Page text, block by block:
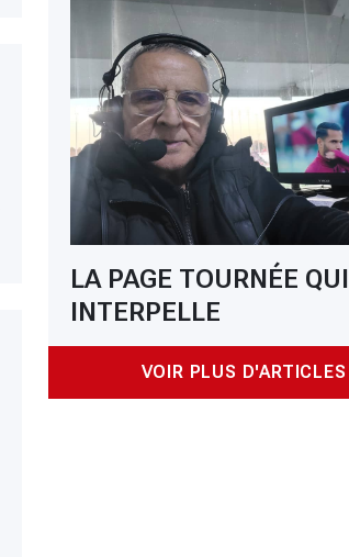
LA PAGE TOURNÉE QUI
INTERPELLE
VOIR PLUS D'ARTICLES